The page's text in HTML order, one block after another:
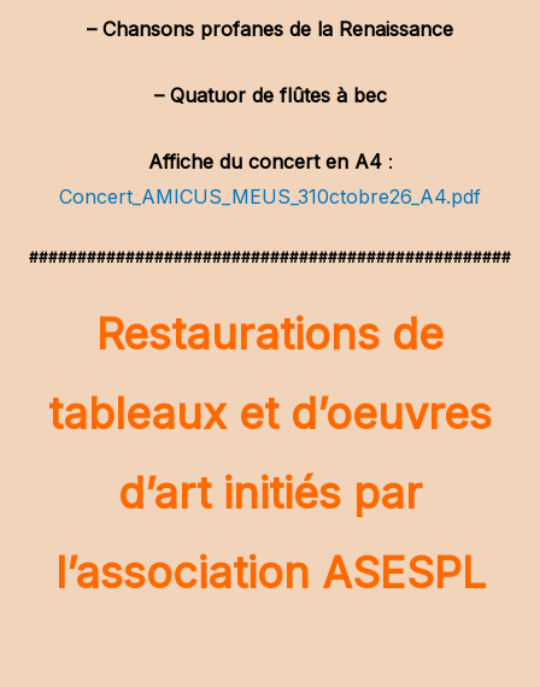
– Chansons profanes de la Renaissance
– Quatuor de flûtes à bec
Affiche du concert en A4:
Concert_AMICUS_MEUS_310ctobre26_A4.pdf
##################################################
Restaurations de
tableaux et d’oeuvres
d’art initiés par
l’association ASESPL